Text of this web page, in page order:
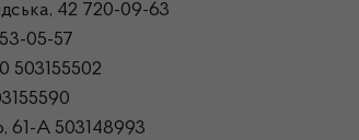
42 720-09-63
05-57
503155502
61-А 503148993